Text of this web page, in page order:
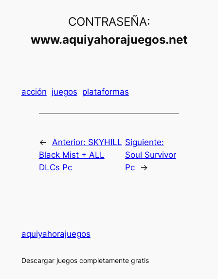
CONTRASEÑA:
www.aquiyahorajuegos.net
acción juegos plataformas
← Anterior: SKYHILL
Black Mist + ALL
DLCs Pc
Siguiente:
Soul Survivor
Pc
→
aquiyahorajuegos
Descargar juegos completamente gratis